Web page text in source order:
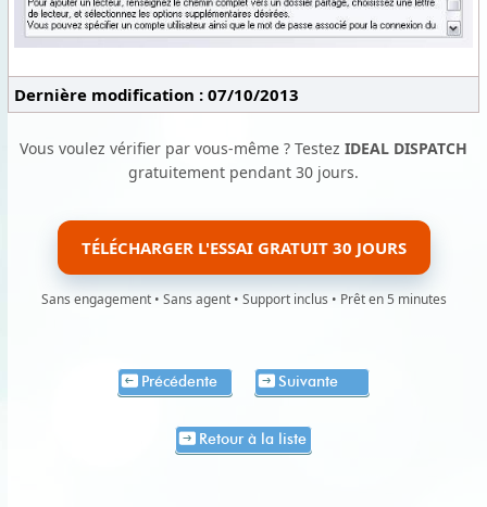
Dernière modification : 07/10/2013
Vous voulez vérifier par vous-même ? Testez IDEAL DISPATCH
gratuitement pendant 30 jours.
TÉLÉCHARGER L'ESSAI GRATUIT 30 JOURS
Sans engagement • Sans agent • Support inclus • Prêt en 5 minutes
Précédente Suivante
Retour à la liste